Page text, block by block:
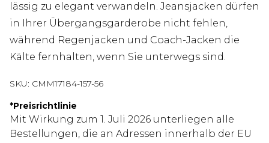
lässig zu elegant verwandeln. Jeansjacken dürfen
in Ihrer Übergangsgarderobe nicht fehlen,
während Regenjacken und Coach-Jacken die
Kälte fernhalten, wenn Sie unterwegs sind.
SKU: CMM17184-157-56
*Preisrichtlinie
Mit Wirkung zum 1. Juli 2026 unterliegen alle
Bestellungen, die an Adressen innerhalb der EU